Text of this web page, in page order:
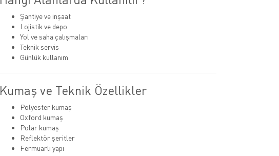
Şantiye ve inşaat
Lojistik ve depo
Yol ve saha çalışmaları
Teknik servis
Günlük kullanım
Kumaş ve Teknik Özellikler
Polyester kumaş
Oxford kumaş
Polar kumaş
Reflektör şeritler
Fermuarlı yapı